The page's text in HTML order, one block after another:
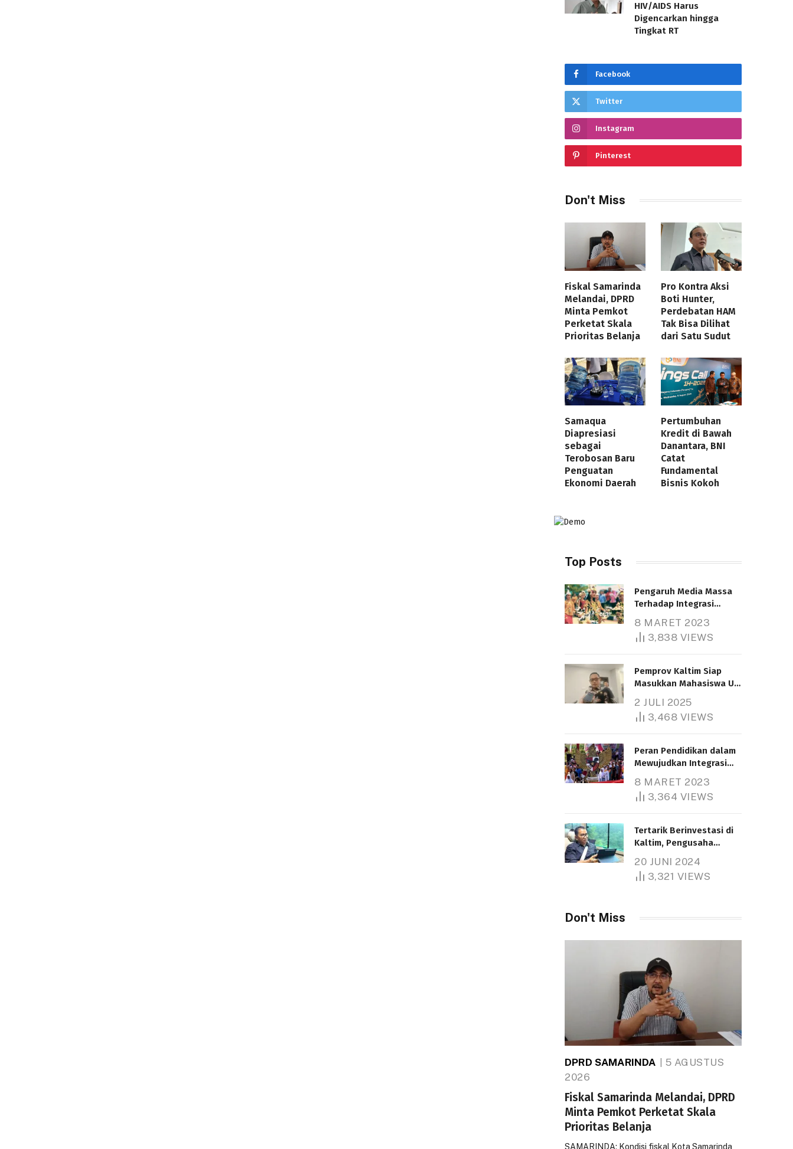
HIV/AIDS Harus
Digencarkan hingga
Tingkat RT
Facebook
Twitter
Instagram
Pinterest
Don't Miss
Fiskal Samarinda
Melandai, DPRD
Minta Pemkot
Perketat Skala
Prioritas Belanja
Pro Kontra Aksi
Boti Hunter,
Perdebatan HAM
Tak Bisa Dilihat
dari Satu Sudut
Samaqua
Diapresiasi
sebagai
Terobosan Baru
Penguatan
Ekonomi Daerah
Pertumbuhan
Kredit di Bawah
Danantara, BNI
Catat
Fundamental
Bisnis Kokoh
Top Posts
Pengaruh Media Massa
Terhadap Integrasi
8 MARET 2023
3,838 VIEWS
Pemprov Kaltim Siap
Masukkan Mahasiswa UT
Bantuan Pendidikan
Gratispol
2 JULI 2025
3,468 VIEWS
Peran Pendidikan dalam
Mewujudkan Integrasi
8 MARET 2023
3,364 VIEWS
Tertarik Berinvestasi di
Kaltim, Pengusaha
1.000 Hektare
20 JUNI 2024
3,321 VIEWS
Don't Miss
DPRD SAMARINDA
5 AGUSTUS
2026
Fiskal Samarinda Melandai, DPRD
Minta Pemkot Perketat Skala
Prioritas Belanja
SAMARINDA: Kondisi fiskal Kota Samarinda